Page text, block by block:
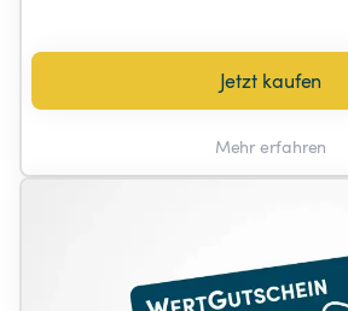
Jetzt kaufen
Mehr erfahren